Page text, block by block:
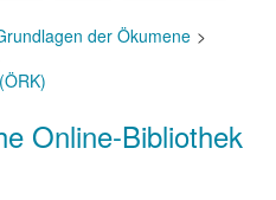
der Ökumene
Online-Bibliothek